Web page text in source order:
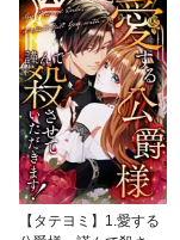
【タテヨミ】1.愛する